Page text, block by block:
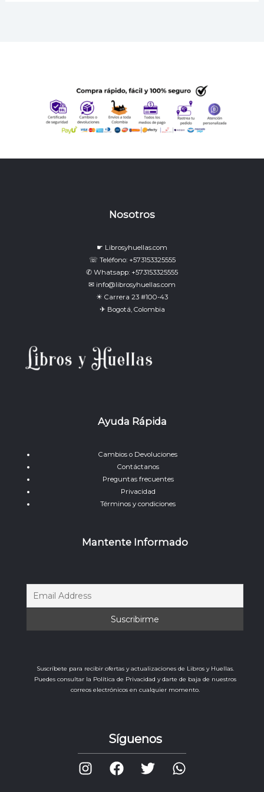
Nosotros
☛ Librosyhuellas.com
☏ Teléfono: +573153325555
✆ Whatsapp: +573153325555
✉ info@librosyhuellas.com
☀ Carrera 23 #100-43
✈ Bogotá, Colombia
Ayuda Rápida
Cambios o Devoluciones
Contáctanos
Preguntas frecuentes
Privacidad
Términos y condiciones
Mantente Informado
Suscríbete para recibir ofertas y actualizaciones de Libros y Huellas.
Puedes consultar la Política de Privacidad y darte de baja de nuestros
correos electrónicos en cualquier momento.
Síguenos